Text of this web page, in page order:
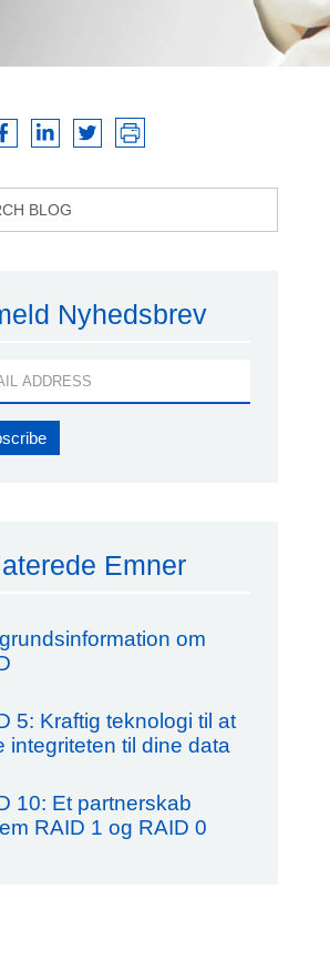
Nyhedsbrev
Emner
om
5: Kraftig teknologi til at
integriteten til dine data
10: Et partnerskab
RAID 1 og RAID 0